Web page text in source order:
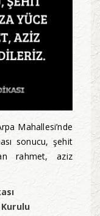
Mahallesi’nde
sonucu, şehit
rahmet, aziz